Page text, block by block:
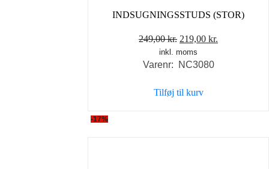
INDSUGNINGSSTUDS (STOR)
249,00kr. Den
oprindelige
pris
249,00 kr..
219,00 kr.
inkl. moms
Varenr: NC3080
Tilføj til kurv
-17%